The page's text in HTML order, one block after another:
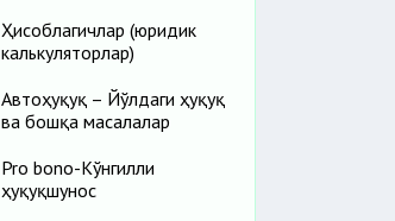
Ҳисоблагичлар (юридик
калькуляторлар)
Автоҳуқуқ – Йўлдаги ҳуқуқ
ва бошқа масалалар
Pro bono-Кўнгилли
ҳуқуқшунос